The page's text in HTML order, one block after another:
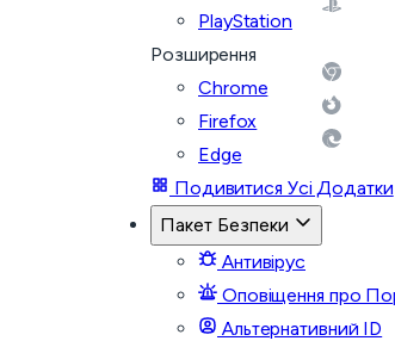
PlayStation
Розширення
Chrome
Firefox
Edge
Подивитися Усі Додатки
Пакет Безпеки
Антивірус
Оповіщення про
Альтернативний ID